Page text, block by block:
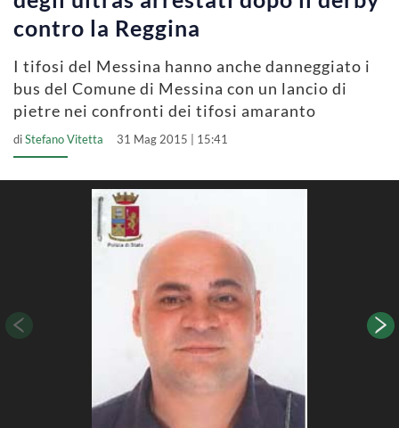
contro la Reggina
I tifosi del Messina hanno anche danneggiato i
bus del Comune di Messina con un lancio di
pietre nei confronti dei tifosi amaranto
diStefano Vitetta 31 Mag 2015 | 15:41